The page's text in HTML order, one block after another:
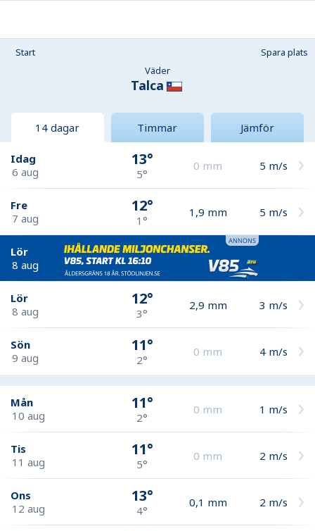
Start
Spara plats
Väder
Talca
14 dagar Timmar Jämför
Idag
6 aug
13°
5°
0 mm 5 m/s
Fre
7 aug
12°
1°
1,9 mm 5 m/s
Lör
8 aug
Lör
8 aug
12°
3°
2,9 mm 3 m/s
Sön
9 aug
11°
2°
0 mm 4 m/s
Mån
10 aug
11°
2°
0 mm 1 m/s
Tis
11 aug
11°
5°
0 mm 2 m/s
Ons
12 aug
13°
4°
0,1 mm 2 m/s